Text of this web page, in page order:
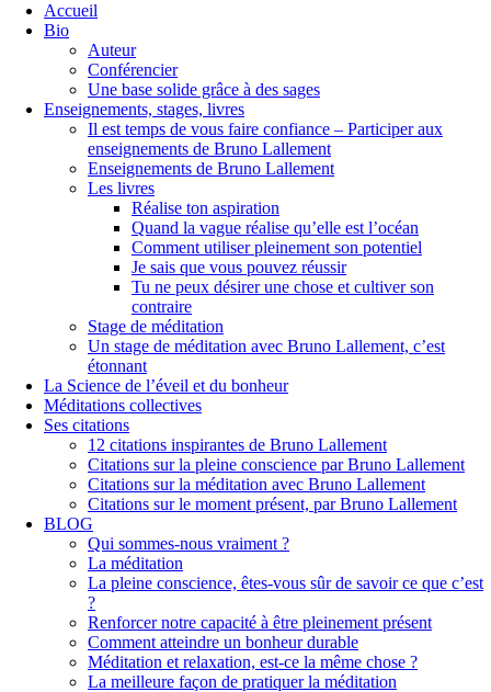
Accueil
Bio
Auteur
Conférencier
Une base solide grâce à des sages
Enseignements, stages, livres
Il est temps de vous faire confiance – Participer aux
enseignements de Bruno Lallement
Enseignements de Bruno Lallement
Les livres
Réalise ton aspiration
Quand la vague réalise qu’elle est l’océan
Comment utiliser pleinement son potentiel
Je sais que vous pouvez réussir
Tu ne peux désirer une chose et cultiver son
contraire
Stage de méditation
Un stage de méditation avec Bruno Lallement, c’est
étonnant
La Science de l’éveil et du bonheur
Méditations collectives
Ses citations
12 citations inspirantes de Bruno Lallement
Citations sur la pleine conscience par Bruno Lallement
Citations sur la méditation avec Bruno Lallement
Citations sur le moment présent, par Bruno Lallement
BLOG
Qui sommes-nous vraiment ?
La méditation
La pleine conscience, êtes-vous sûr de savoir ce que c’est
?
Renforcer notre capacité à être pleinement présent
Comment atteindre un bonheur durable
Méditation et relaxation, est-ce la même chose ?
La meilleure façon de pratiquer la méditation